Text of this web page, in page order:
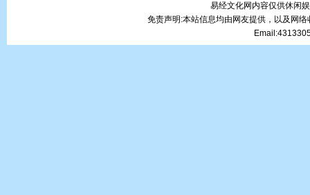
易经文化网内容仅供休闲
免责声明:本站信息均由网友提供，以及网